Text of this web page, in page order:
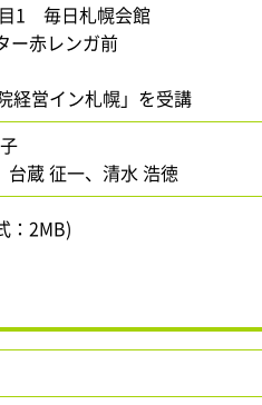
目1 毎日札幌会館
赤レンガ前
営イン札幌」を受講
台蔵 征一、清水 浩徳
：2MB)